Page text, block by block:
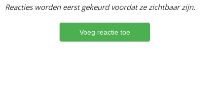
Reacties worden eerst gekeurd voordat ze zichtbaar zijn.